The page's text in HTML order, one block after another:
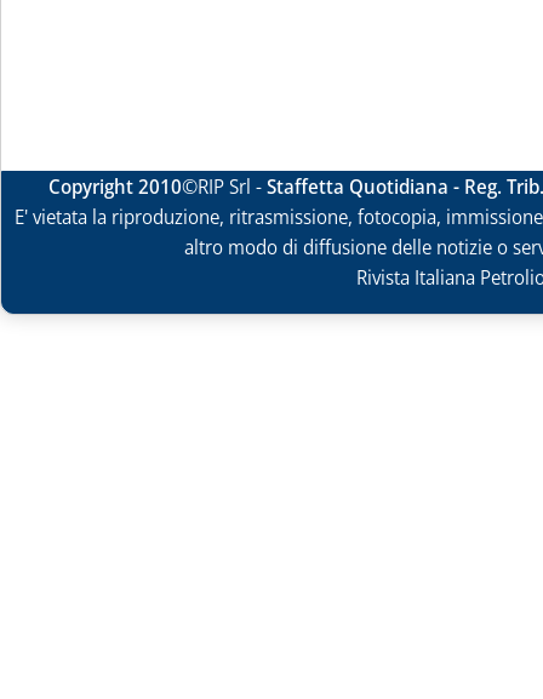
Copyright 2010©RIP Srl -Staffetta Quotidiana - Reg.
E' vietata la riproduzione, ritrasmissione, fotocopia,
altro modo di diffusione delle notizie o
Rivista Italiana